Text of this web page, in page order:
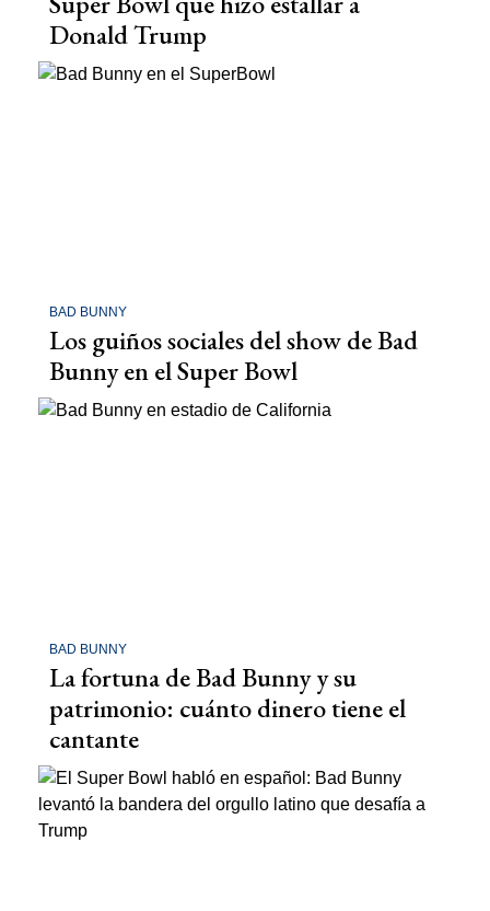
Donald Trump
BAD BUNNY
Los guiños sociales del show de Bad
Bunny en el Super Bowl
BAD BUNNY
La fortuna de Bad Bunny y su
patrimonio: cuánto dinero tiene el
cantante